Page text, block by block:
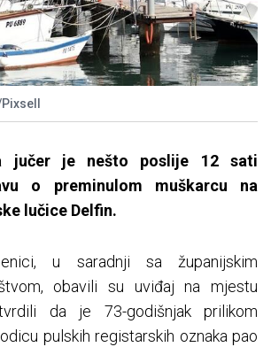
jučer je nešto poslije 12 sati
o preminulom muškarcu na
lučice Delfin.
u saradnji sa županijskim
obavili su uviđaj na mjestu
da je 73-godišnjak prilikom
pulskih registarskih oznaka pao